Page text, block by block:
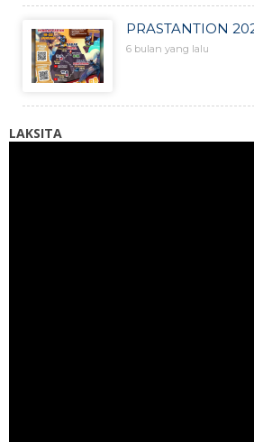
PRASTANTION
6 bulan yang lalu
LAKSITA